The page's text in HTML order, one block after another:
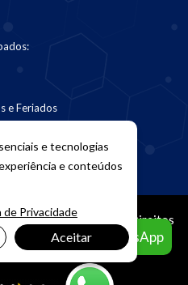
e Feriados
Digital. Todos os Direitos
Agendar pelo WhatsApp
e tecnologias
e conteúdos
de Privacidade
Aceitar